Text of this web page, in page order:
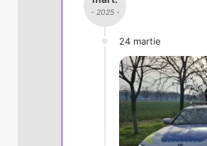
- 2025 -
24 martie